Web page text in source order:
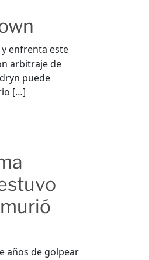
enfrenta este
arbitraje de
puede
[…]
años de golpear